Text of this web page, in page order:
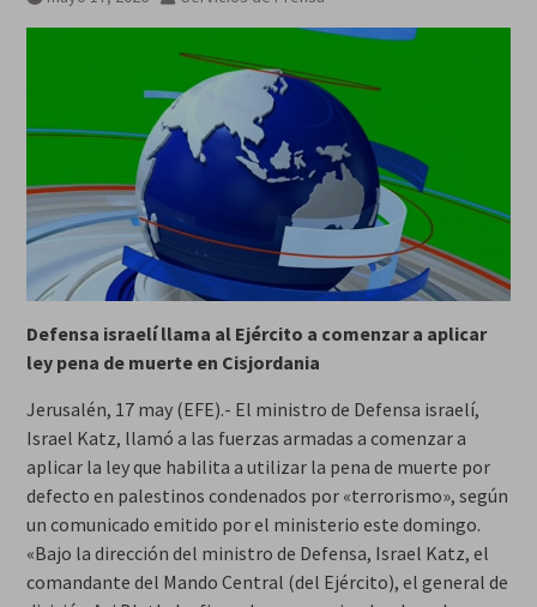
Defensa israelí llama al Ejército a comenzar a aplicar
ley pena de muerte en Cisjordania
Jerusalén, 17 may (EFE).- El ministro de Defensa israelí,
Israel Katz, llamó a las fuerzas armadas a comenzar a
aplicar la ley que habilita a utilizar la pena de muerte por
defecto en palestinos condenados por «terrorismo», según
un comunicado emitido por el ministerio este domingo.
«Bajo la dirección del ministro de Defensa, Israel Katz, el
comandante del Mando Central (del Ejército), el general de